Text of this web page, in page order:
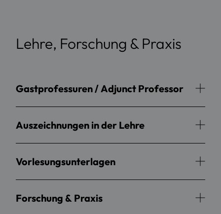
Lehre, Forschung & Praxis
Gastprofessuren / Adjunct Professor
Auszeichnungen in der Lehre
Vorlesungsunterlagen
Forschung & Praxis